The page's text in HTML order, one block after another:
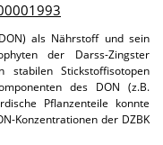
als Nährstoff und sein
der Darss-Zingster
Stickstoffisotopen
des DON (z.B.
Pflanzenteile konnte
Konzentrationen der DZBK